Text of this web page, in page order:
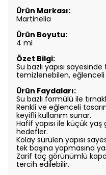
Ürün Markası:
Martinelia
Ürün Boyutu:
4 ml
Özet Bilgi:
Su bazlı yapısı
temizlenebilen,
Ürün Faydaları:
Su bazlı formülü ile
Renkli ve eğlenceli
keyifli kullanım sunar.
Hafif yapısı ile küçük
hedefler.
Kolay sürülen yapısı
tek başına yapmasına
Zarif taç görünümlü
tercih edilebilir.